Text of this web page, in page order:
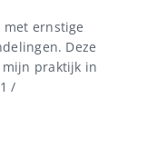
met ernstige
Deze
praktijk in
/